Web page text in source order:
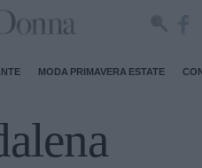
MODA PRIMAVERA ESTATE